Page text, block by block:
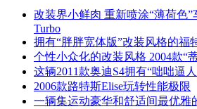
改装界小鲜肉 重新喷涂“薄荷色”
Turbo
拥有“胖胖宽体版”改装风格的福
个性小众化的改装风格 2004款“
这辆2011款奥迪S4拥有“咄咄逼
2006款路特斯Elise玩转性能极限
一辆集运动豪华和舒适间最优雅